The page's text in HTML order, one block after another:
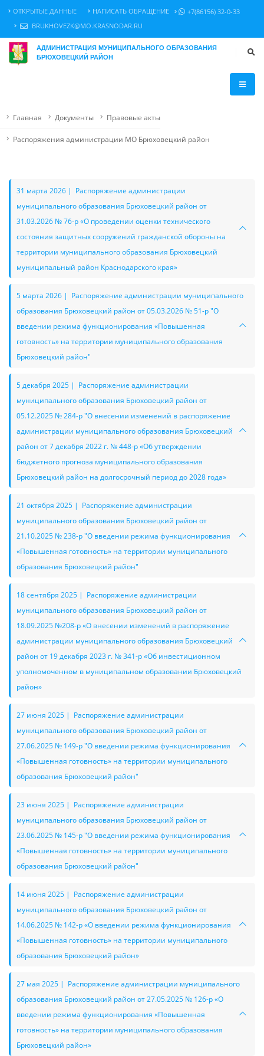
ОТКРЫТЫЕ ДАННЫЕ НАПИСАТЬ ОБРАЩЕНИЕ
+7(86156) 32-0-33
BRUKHOVEZK@MO.KRASNODAR.RU
АДМИНИСТРАЦИЯ МУНИЦИПАЛЬНОГО ОБРАЗОВАНИЯ
БРЮХОВЕЦКИЙ РАЙОН
Главная Документы Правовые акты
Распоряжения администрации МО Брюховецкий район
31 марта 2026 | Распоряжение администрации
муниципального образования Брюховецкий район от
31.03.2026 № 76-р «О проведении оценки технического
состояния защитных сооружений гражданской обороны на
территории муниципального образования Брюховецкий
муниципальный район Краснодарского края»
5 марта 2026 | Распоряжение администрации муниципального
образования Брюховецкий район от 05.03.2026 № 51-р "О
введении режима функционирования «Повышенная
готовность» на территории муниципального образования
Брюховецкий район"
5 декабря 2025 | Распоряжение администрации
муниципального образования Брюховецкий район от
05.12.2025 № 284-р "О внесении изменений в распоряжение
администрации муниципального образования Брюховецкий
район от 7 декабря 2022 г. № 448-р «Об утверждении
бюджетного прогноза муниципального образования
Брюховецкий район на долгосрочный период до 2028 года»
21 октября 2025 | Распоряжение администрации
муниципального образования Брюховецкий район от
21.10.2025 № 238-р "О введении режима функционирования
«Повышенная готовность» на территории муниципального
образования Брюховецкий район"
18 сентября 2025 | Распоряжение администрации
муниципального образования Брюховецкий район от
18.09.2025 №208-р «О внесении изменений в распоряжение
администрации муниципального образования Брюховецкий
район от 19 декабря 2023 г. № 341-р «Об инвестиционном
уполномоченном в муниципальном образовании Брюховецкий
район»
27 июня 2025 | Распоряжение администрации
муниципального образования Брюховецкий район от
27.06.2025 № 149-р "О введении режима функционирования
«Повышенная готовность» на территории муниципального
образования Брюховецкий район"
23 июня 2025 | Распоряжение администрации
муниципального образования Брюховецкий район от
23.06.2025 № 145-р "О введении режима функционирования
«Повышенная готовность» на территории муниципального
образования Брюховецкий район"
14 июня 2025 | Распоряжение администрации
муниципального образования Брюховецкий район от
14.06.2025 № 142-р «О введении режима функционирования
«Повышенная готовность» на территории муниципального
образования Брюховецкий район»
27 мая 2025 | Распоряжение администрации муниципального
образования Брюховецкий район от 27.05.2025 № 126-р «О
введении режима функционирования «Повышенная
готовность» на территории муниципального образования
Брюховецкий район»